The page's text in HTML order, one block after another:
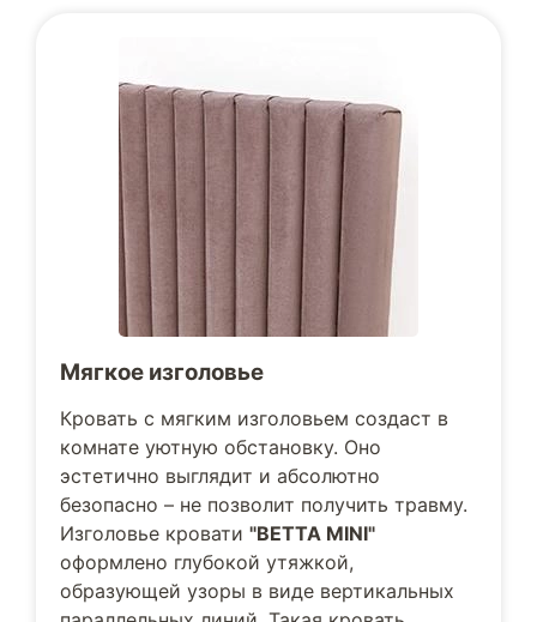
Мягкое изголовье
Кровать с мягким изголовьем создаст в
комнате уютную обстановку. Оно
эстетично выглядит и абсолютно
безопасно – не позволит получить травму.
Изголовье кровати "BETTA MINI"
оформлено глубокой утяжкой,
образующей узоры в виде вертикальных